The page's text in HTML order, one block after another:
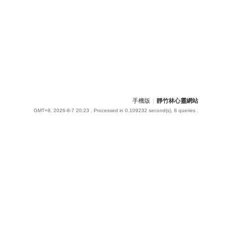
手機版 靜竹林心靈網站
GMT+8, 2026-8-7 20:23 , Processed in 0.109232 second(s), 8 queries .